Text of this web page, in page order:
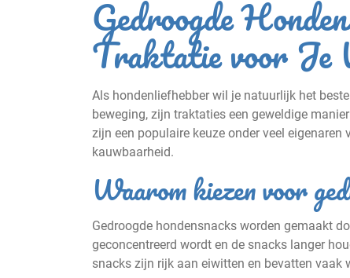
Gedroogde
Traktatie voor Je
Als hondenliefhebber wil je natuurlijk het
beweging, zijn traktaties een geweldige
zijn een populaire keuze onder veel
kauwbaarheid.
Waarom kiezen voor
Gedroogde hondensnacks worden gemaakt
geconcentreerd wordt en de snacks langer
snacks zijn rijk aan eiwitten en bevatten vaak